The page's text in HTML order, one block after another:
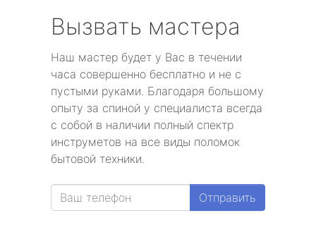
Вызвать мастера
Наш мастер будет у Вас в течении
часа совершенно бесплатно и не с
пустыми руками. Благодаря большому
опыту за спиной у специалиста всегда
с собой в наличии полный спектр
инструметов на все виды поломок
бытовой техники.
Отправить